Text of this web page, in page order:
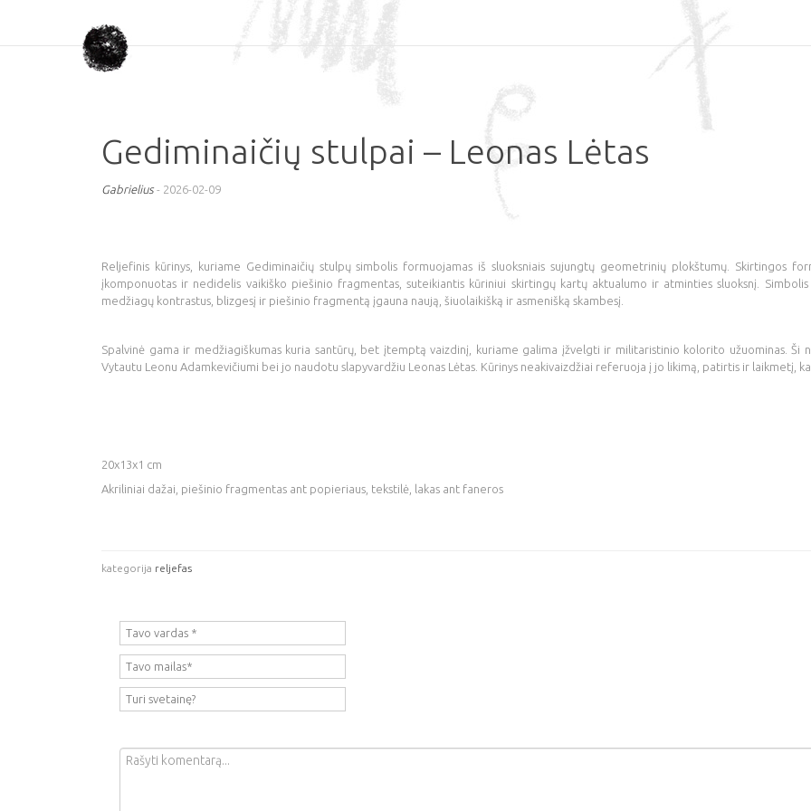
Gediminaičių stulpai – Leonas Lėtas
Gabrielius- 2026-02-09
Reljefinis kūrinys, kuriame Gediminaičių stulpų simbolis formuojamas iš sluoksniais sujungtų geometrinių plokštumų. Skirtingos
įkomponuotas ir nedidelis vaikiško piešinio fragmentas, suteikiantis kūriniui skirtingų kartų aktualumo ir atminties sluoksnį.
medžiagų kontrastus, blizgesį ir piešinio fragmentą įgauna naują, šiuolaikišką ir asmenišką skambesį.
Spalvinė gama ir medžiagiškumas kuria santūrų, bet įtemptą vaizdinį, kuriame galima įžvelgti ir militaristinio kolorito užuominas. Ši
Vytautu Leonu Adamkevičiumi bei jo naudotu slapyvardžiu Leonas Lėtas. Kūrinys neakivaizdžiai referuoja į jo likimą, patirtis ir laikmetį,
20x13x1 cm
Akriliniai dažai, piešinio fragmentas ant popieriaus, tekstilė, lakas ant faneros
kategorija reljefas